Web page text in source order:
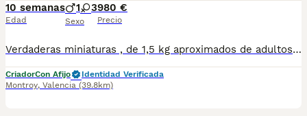
10 semanas
Edad
1 3
Sexo
980 €
Precio
Verdaderas miniaturas , de 1,5 kg aproximados de adultos . Esos perritos son un encanto y con un carácter maravilloso.
CriadorCon Afijo
Identidad Verificada
Montroy, Valencia (39.8km)